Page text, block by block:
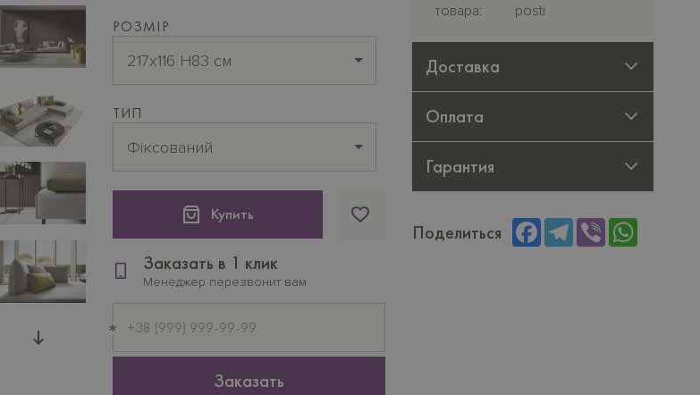
РОЗМІР
217x116 H83 см
ТИП
Фіксований
Купить
Заказать в 1 клик
Менеджер перезвонит вам
телефон
Заказать
товара
posti
Доставка
Оплата
Гарантия
Поделиться FacebookTelegram
Viber